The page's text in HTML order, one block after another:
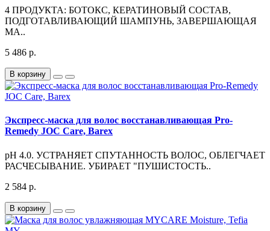
4 ПРОДУКТА: БОТОКС, КЕРАТИНОВЫЙ СОСТАВ,
ПОДГОТАВЛИВАЮЩИЙ ШАМПУНЬ, ЗАВЕРШАЮЩАЯ
МА..
5 486 р.
В корзину
Экспресс-маска для волос восстанавливающая Pro-
Remedy JOC Care, Barex
pH 4.0. УСТРАНЯЕТ СПУТАННОСТЬ ВОЛОС, ОБЛЕГЧАЕТ
РАСЧЕСЫВАНИЕ. УБИРАЕТ "ПУШИСТОСТЬ..
2 584 р.
В корзину